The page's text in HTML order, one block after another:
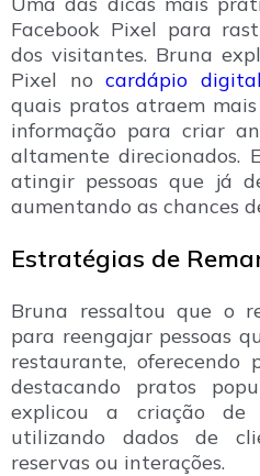
Facebook Pixel para
dos visitantes. Bruna
Pixel no cardápio digital
quais pratos atraem
informação para criar
altamente direcionados.
atingir pessoas que já
aumentando as chances
Estratégias de
Bruna ressaltou que o
para reengajar pessoas
restaurante, oferecendo
destacando pratos
explicou a criação de
utilizando dados de
reservas ou interações.